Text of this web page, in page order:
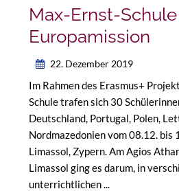
Max-Ernst-
Europamission
22. Dezember 2019
Im Rahmen des Erasmus+
Schule trafen sich 30
Deutschland, Portugal, Polen,
Nordmazedonien vom 08.12. bis
Limassol, Zypern. Am Agios
Limassol ging es darum, in
unterrichtlichen ...